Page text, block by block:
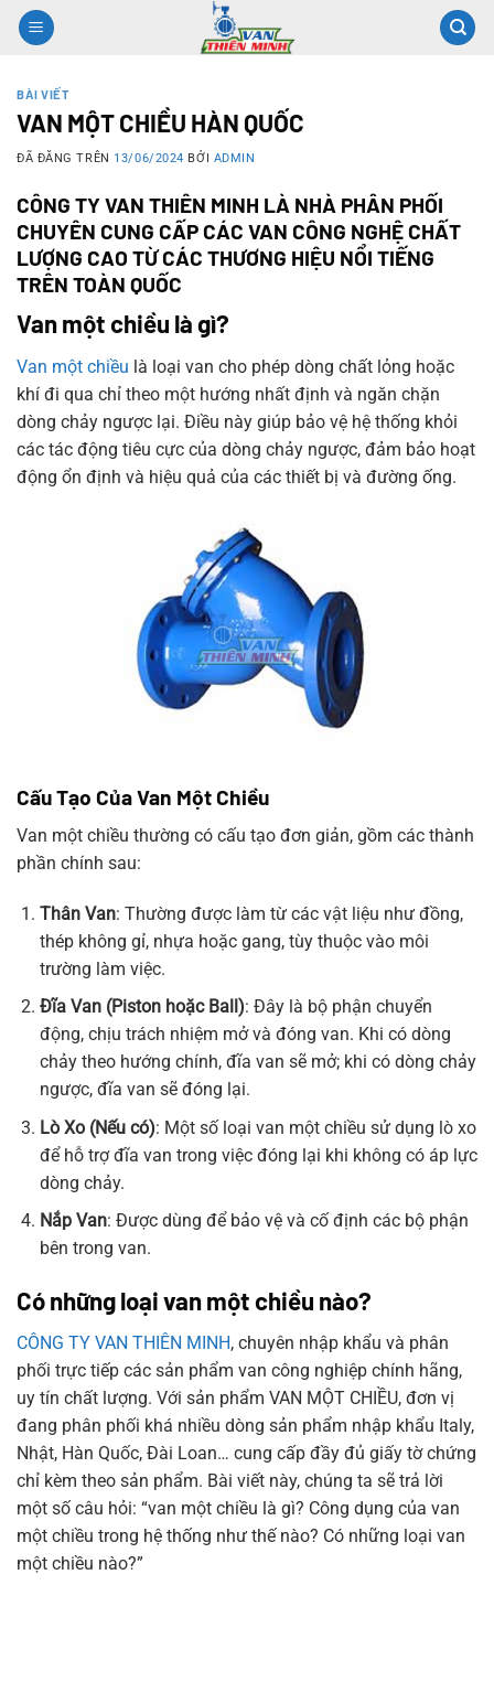
Chuyển
đến
dungBÀI VIẾT
VAN MỘT CHIỀU HÀN QUỐC
ĐÃ ĐĂNG TRÊN 13/06/2024 BỞI ADMIN
CÔNG TY VAN THIÊN MINH LÀ NHÀ PHÂN PHỐI
CHUYÊN CUNG CẤP CÁC VAN CÔNG NGHỆ CHẤT
LƯỢNG CAO TỪ CÁC THƯƠNG HIỆU NỔI TIẾNG
TRÊN TOÀN QUỐC
Van một chiều là gì?
Van một chiều là loại van cho phép dòng chất lỏng hoặc
khí đi qua chỉ theo một hướng nhất định và ngăn chặn
dòng chảy ngược lại. Điều này giúp bảo vệ hệ thống khỏi
các tác động tiêu cực của dòng chảy ngược, đảm bảo hoạt
động ổn định và hiệu quả của các thiết bị và đường ống.
Cấu Tạo Của Van Một Chiều
Van một chiều thường có cấu tạo đơn giản, gồm các thành
phần chính sau:
Thân Van: Thường được làm từ các vật liệu như đồng,
thép không gỉ, nhựa hoặc gang, tùy thuộc vào môi
trường làm việc.
Đĩa Van (Piston hoặc Ball): Đây là bộ phận chuyển
động, chịu trách nhiệm mở và đóng van. Khi có dòng
chảy theo hướng chính, đĩa van sẽ mở; khi có dòng chảy
ngược, đĩa van sẽ đóng lại.
Lò Xo (Nếu có): Một số loại van một chiều sử dụng lò xo
để hỗ trợ đĩa van trong việc đóng lại khi không có áp lực
dòng chảy.
Nắp Van: Được dùng để bảo vệ và cố định các bộ phận
bên trong van.
Có những loại van một chiều nào?
CÔNG TY VAN THIÊN MINH, chuyên nhập khẩu và phân
phối trực tiếp các sản phẩm van công nghiệp chính hãng,
uy tín chất lượng. Với sản phẩm VAN MỘT CHIỀU, đơn vị
đang phân phối khá nhiều dòng sản phẩm nhập khẩu Italy,
Nhật, Hàn Quốc, Đài Loan… cung cấp đầy đủ giấy tờ chứng
chỉ kèm theo sản phẩm. Bài viết này, chúng ta sẽ trả lời
một số câu hỏi: “van một chiều là gì? Công dụng của van
một chiều trong hệ thống như thế nào? Có những loại van
một chiều nào?”